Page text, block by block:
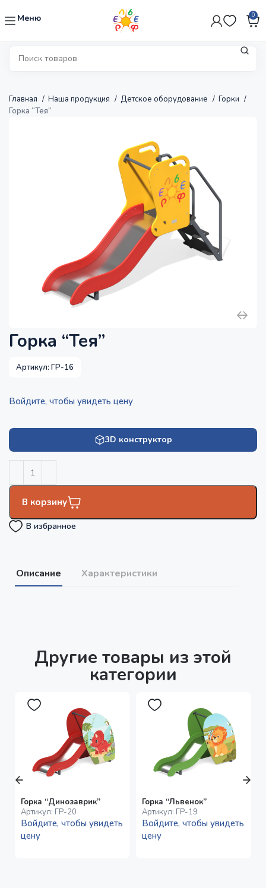
Меню 0
Главная Наша продукция Детское оборудование
Горки
Горка “Тея”
Горка “Тея”
Артикул:ГР-16
Войдите, чтобы увидеть цену
3D конструктор
В корзину
В избранное
Описание Характеристики
Другие товары из этой
категории
Горка “Динозаврик”
Артикул: ГР-20
Войдите, чтобы увидеть
цену
Горка “Львенок”
Артикул: ГР-19
Войдите, чтобы увидеть
цену